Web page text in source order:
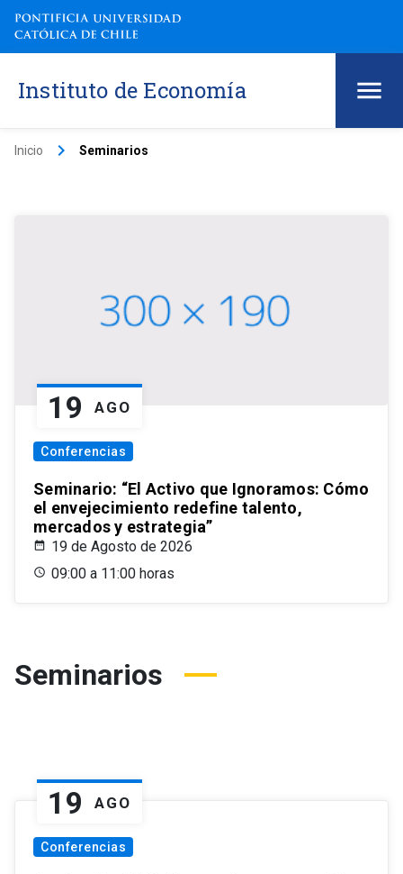
Instituto de Economía
Inicio keyboard_arrow_right Seminarios
19 AGO
Conferencias
Seminario: “El Activo que Ignoramos: Cómo
el envejecimiento redefine talento,
mercados y estrategia”
19 de Agosto de 2026
09:00 a 11:00 horas
Seminarios
19 AGO
Conferencias